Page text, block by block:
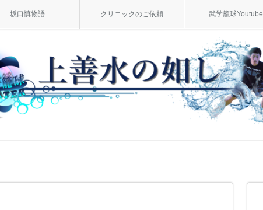
坂口慎物語 クリニックのご依頼 武学籠球Youtube